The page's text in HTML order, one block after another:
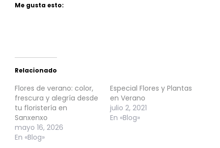
Me gusta esto:
Relacionado
Flores de verano: color,
frescura y alegría desde
tu floristería en
Sanxenxo
mayo 16, 2026
En «Blog»
Especial Flores y Plantas
en Verano
julio 2, 2021
En «Blog»